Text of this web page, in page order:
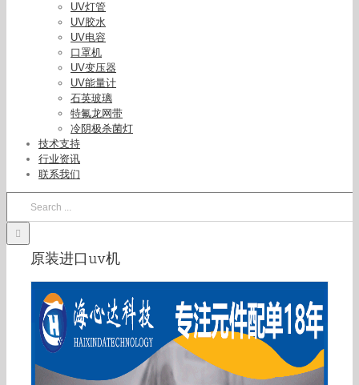
UV灯管
UV胶水
UV电容
口罩机
UV变压器
UV能量计
石英玻璃
特氟龙网带
冷阴极杀菌灯
技术支持
行业资讯
联系我们
原装进口uv机